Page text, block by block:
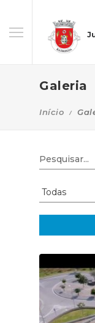
Galeria
Início